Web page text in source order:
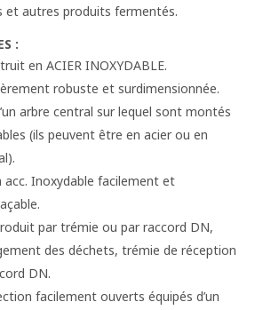
et autres produits fermentés.
:
en ACIER INOXYDABLE.
robuste et surdimensionnée.
arbre central sur lequel sont montés
(ils peuvent être en acier ou en
acc. Inoxydable facilement et
par trémie ou par raccord DN,
des déchets, trémie de réception
DN.
facilement ouverts équipés d’un